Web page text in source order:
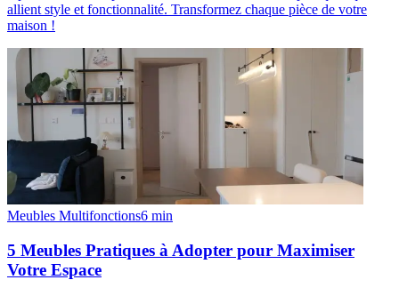
allient style et fonctionnalité. Transformez chaque pièce de votre
maison !
Meubles Multifonctions6 min
5 Meubles Pratiques à Adopter pour Maximiser
Votre Espace